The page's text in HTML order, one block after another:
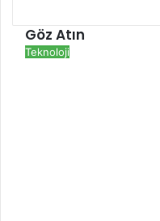
Göz Atın
K
Teknoloji